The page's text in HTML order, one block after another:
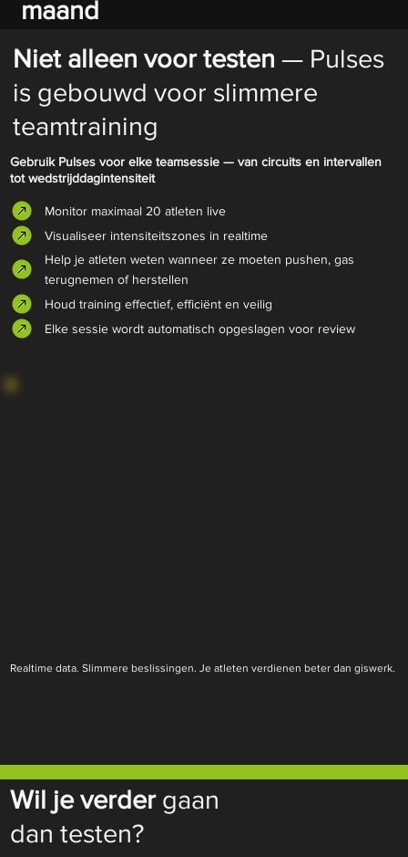
maand
Niet alleen voor testen — Pulses
is gebouwd voor slimmere
teamtraining
Gebruik Pulses voor elke teamsessie — van circuits en intervallen
tot wedstrijddagintensiteit
Monitor maximaal 20 atleten live
Visualiseer intensiteitszones in realtime
Help je atleten weten wanneer ze moeten pushen, gas
terugnemen of herstellen
Houd training effectief, efficiënt en veilig
Elke sessie wordt automatisch opgeslagen voor review
Realtime data. Slimmere beslissingen. Je atleten verdienen beter dan giswerk.
Wil je verdergaan
dan testen?